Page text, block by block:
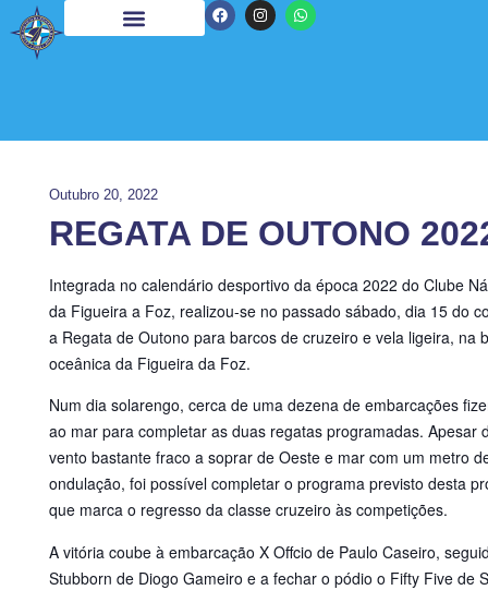
Outubro 20, 2022
REGATA DE OUTONO
Integrada no calendário desportivo da época 2022 do Clube
da Figueira a Foz, realizou-se no passado sábado, dia 15 do
a Regata de Outono para barcos de cruzeiro e vela ligeira, na
oceânica da Figueira da Foz.
Num dia solarengo, cerca de uma dezena de embarcações
ao mar para completar as duas regatas programadas. Apesar
vento bastante fraco a soprar de Oeste e mar com um metro
ondulação, foi possível completar o programa previsto desta
que marca o regresso da classe cruzeiro às competições.
A vitória coube à embarcação X Offcio de Paulo Caseiro,
Stubborn de Diogo Gameiro e a fechar o pódio o Fifty Five de